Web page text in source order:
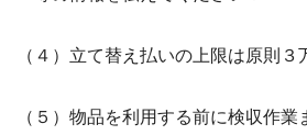
（４）立て替え払いの上限は原則３
（５）物品を利用する前に検収作業